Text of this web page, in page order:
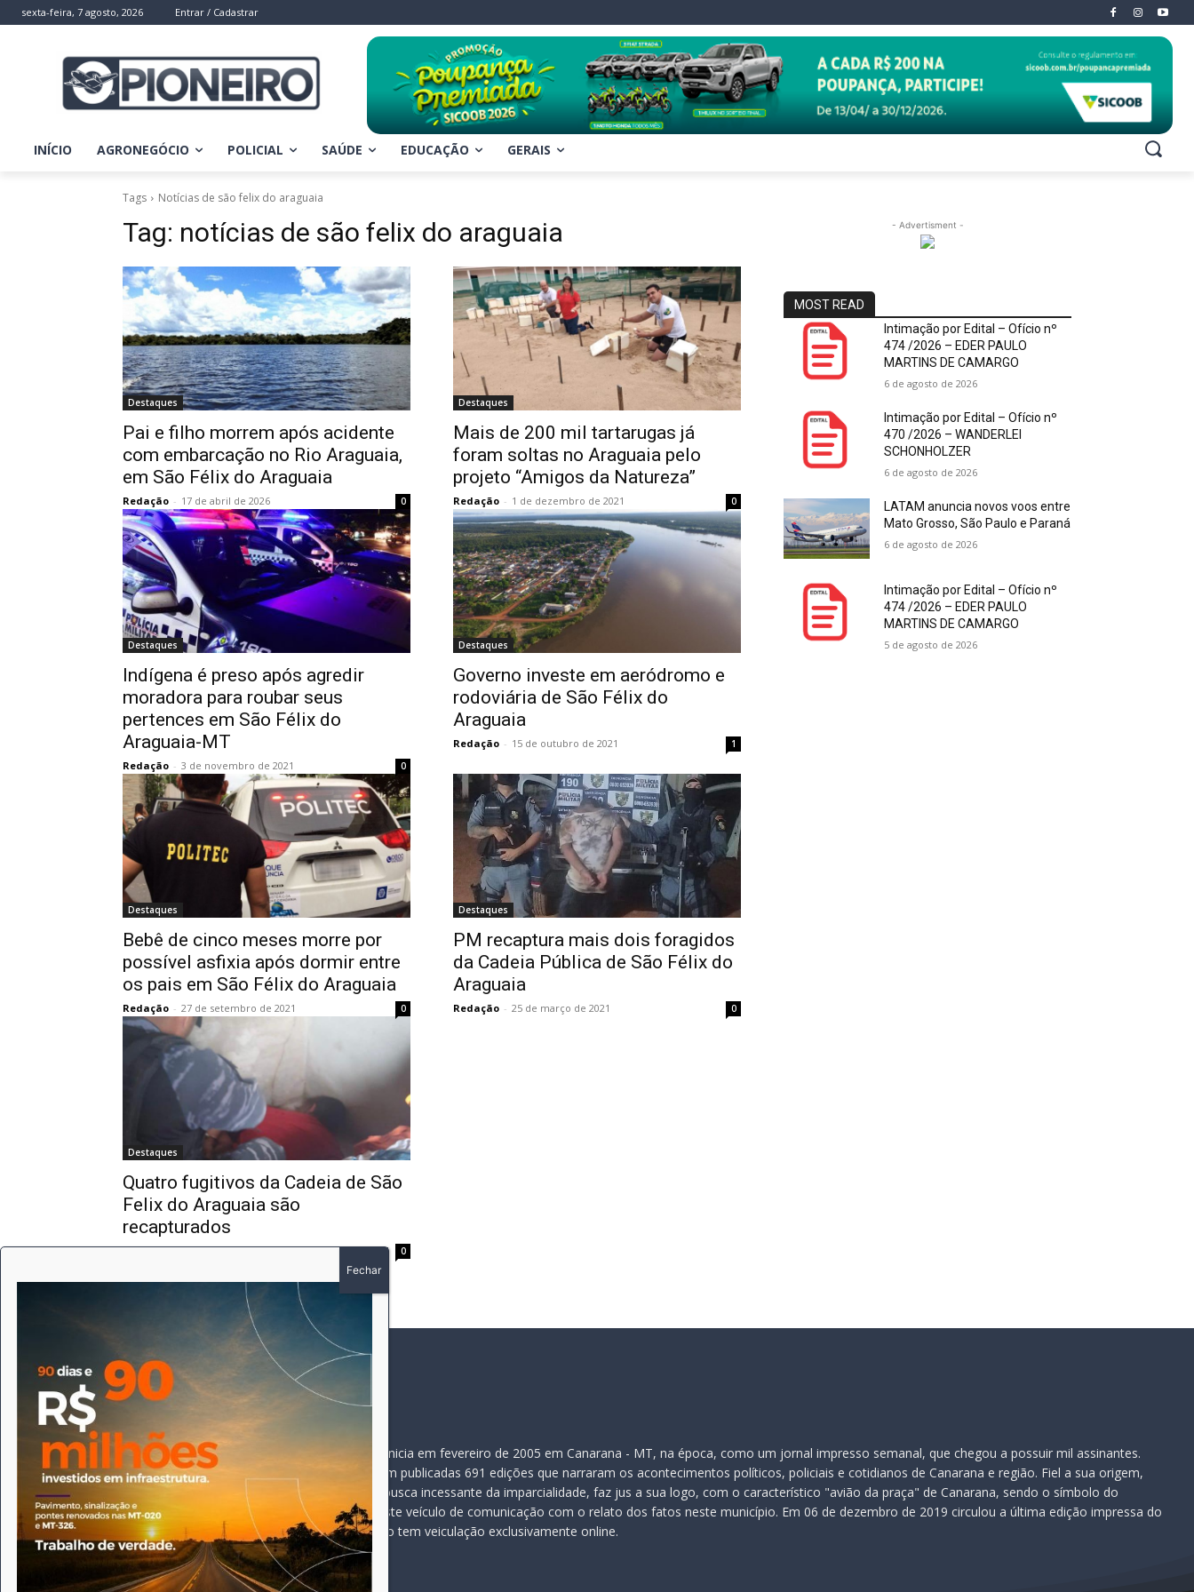
sexta-feira, 7 agosto, 2026 Entrar / Cadastrar
INÍCIO AGRONEGÓCIO POLICIAL SAÚDE EDUCAÇÃO GERAIS
Tags Notícias de são felix do araguaia
Tag: notícias de são felix do araguaia
Destaques
​Pai e filho morrem após acidente
com embarcação no Rio Araguaia,
em São Félix do Araguaia
Redação - 17 de abril de 2026 0
Destaques
Mais de 200 mil tartarugas já
foram soltas no Araguaia pelo
projeto “Amigos da Natureza”
Redação - 1 de dezembro de 2021 0
Destaques
Indígena é preso após agredir
moradora para roubar seus
pertences em São Félix do
Araguaia-MT
Redação - 3 de novembro de 2021 0
Destaques
Governo investe em aeródromo e
rodoviária de São Félix do
Araguaia
Redação - 15 de outubro de 2021 1
Destaques
Bebê de cinco meses morre por
possível asfixia após dormir entre
os pais em São Félix do Araguaia
Redação - 27 de setembro de 2021 0
Destaques
PM recaptura mais dois foragidos
da Cadeia Pública de São Félix do
Araguaia
Redação - 25 de março de 2021 0
Destaques
Quatro fugitivos da Cadeia de São
Felix do Araguaia são
recapturados
Redação - 23 de março de 2021 0
- Advertisment -
MOST READ
Intimação por Edital – Ofício nº
474 /2026 – EDER PAULO
MARTINS DE CAMARGO
6 de agosto de 2026
Intimação por Edital – Ofício nº
470 /2026 – WANDERLEI
SCHONHOLZER
6 de agosto de 2026
LATAM anuncia novos voos entre
Mato Grosso, São Paulo e Paraná
6 de agosto de 2026
Intimação por Edital – Ofício nº
474 /2026 – EDER PAULO
MARTINS DE CAMARGO
5 de agosto de 2026
SIGA-NOS
Expediente
opioneiroj@gmail.com
SOBRE
A história do Pioneiro inicia em fevereiro de 2005 em Canarana - MT, na época, como um jornal impresso semanal, que chegou a possuir mil assinantes.
Durante 15 anos, foram publicadas 691 edições que narraram os acontecimentos políticos, policiais e cotidianos de Canarana e região. Fiel a sua origem,
pautado sempre pela busca incessante da imparcialidade, faz jus a sua logo, com o característico "avião da praça" de Canarana, sendo o símbolo do
comprometimento deste veículo de comunicação com o relato dos fatos neste município. Em 06 de dezembro de 2019 circulou a última edição impressa do
jornal, que desde então tem veiculação exclusivamente online.